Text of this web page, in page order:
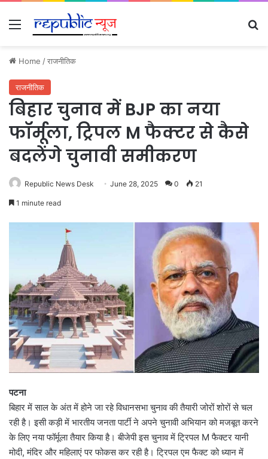
Menu
Home /राजनीतिक
राजनीतिक
बिहार चुनाव में BJP का नया
फॉर्मूला, ट्रिपल M फैक्टर से कैसे
बदलेंगे चुनावी समीकरण
Republic News Desk June 28, 2025 0 21
1 minute read
पटना
बिहार में साल के अंत में होने जा रहे विधानसभा चुनाव की तैयारी जोरों शोरों से चल
रही है। इसी कड़ी में भारतीय जनता पार्टी ने अपने चुनावी अभियान को मजबूत करने
के लिए नया फॉर्मूला तैयार किया है। बीजेपी इस चुनाव में ट्रिपल M फैक्टर यानी
मोदी, मंदिर और महिलाएं पर फोकस कर रही है। ट्रिपल एम फैक्ट को ध्यान में